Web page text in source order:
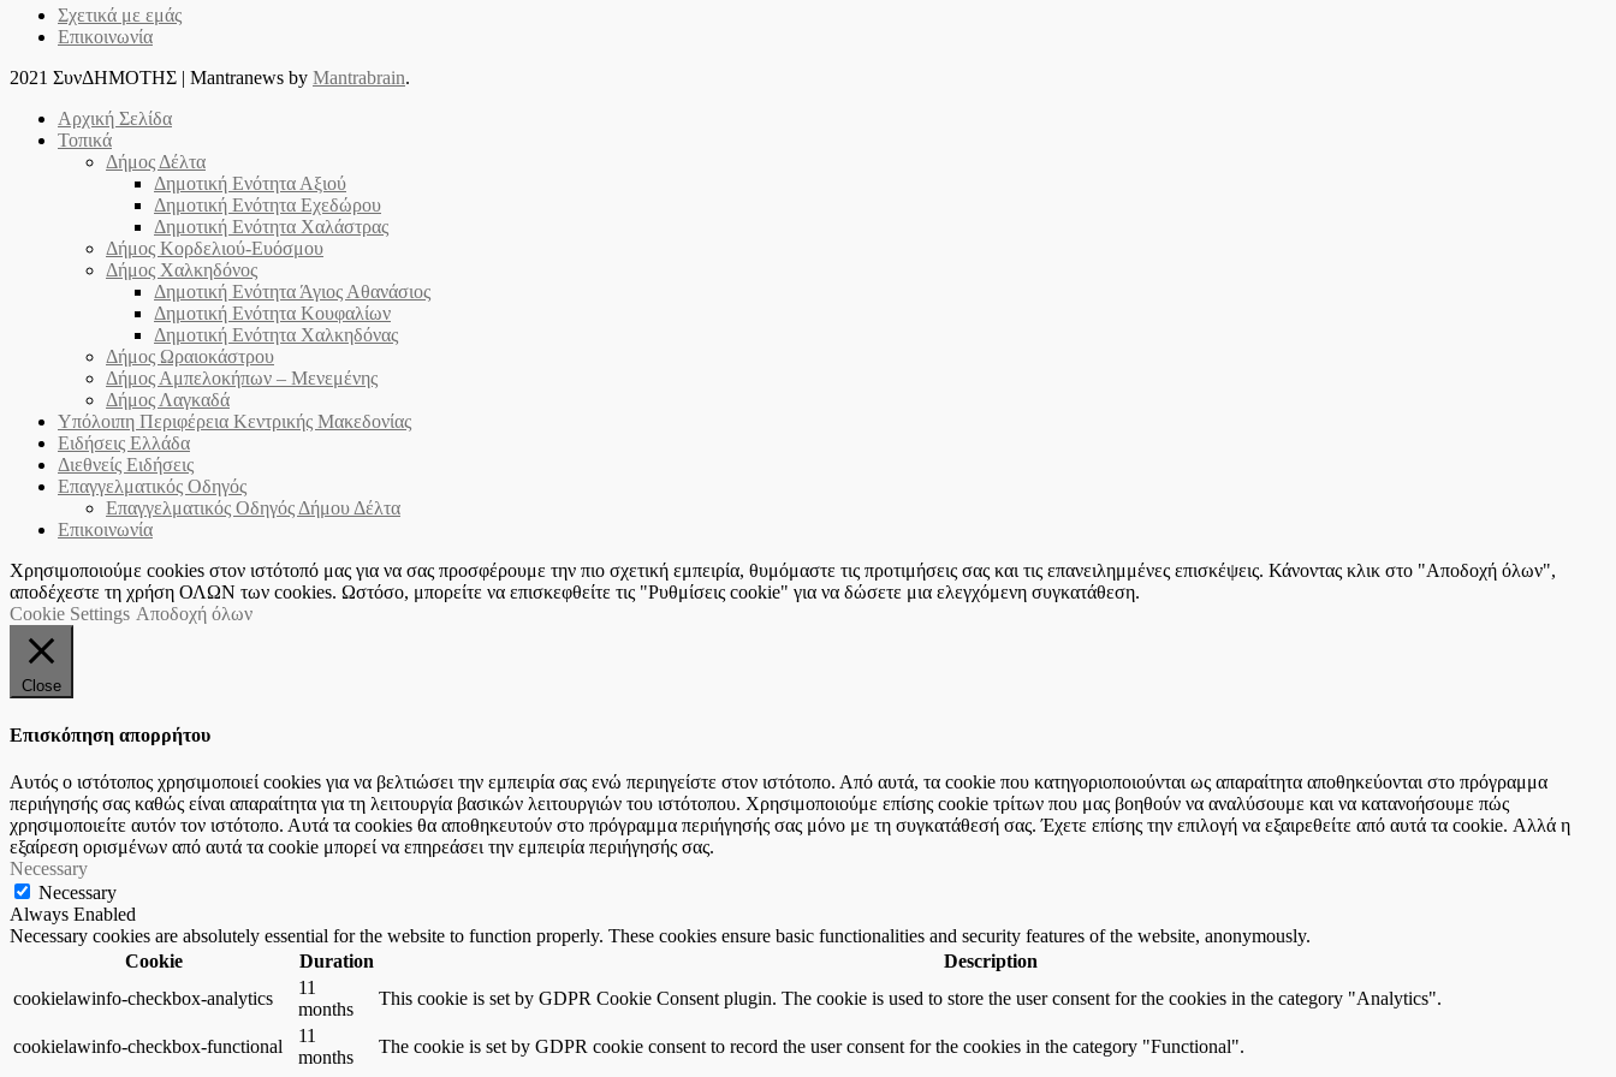
Σχετικά με εμάς
Επικοινωνία
2021 ΣυνΔΗΜΟΤΗΣ
Mantranews by Mantrabrain.
Αρχική Σελίδα
Τοπικά
Δήμος Δέλτα
Δημοτική Ενότητα Αξιού
Δημοτική Ενότητα Εχεδώρου
Δημοτική Ενότητα Χαλάστρας
Δήμος Κορδελιού-Ευόσμου
Δήμος Χαλκηδόνος
Δημοτική Ενότητα Άγιος Αθανάσιος
Δημοτική Ενότητα Κουφαλίων
Δημοτική Ενότητα Χαλκηδόνας
Δήμος Ωραιοκάστρου
Δήμος Αμπελοκήπων – Μενεμένης
Δήμος Λαγκαδά
Υπόλοιπη Περιφέρεια Κεντρικής Μακεδονίας
Ειδήσεις Ελλάδα
Διεθνείς Ειδήσεις
Επαγγελματικός Οδηγός
Επαγγελματικός Οδηγός Δήμου Δέλτα
Επικοινωνία
Χρησιμοποιούμε cookies στον ιστότοπό μας για να σας προσφέρουμε την πιο σχετική εμπειρία, θυμόμαστε τις προτιμήσεις σας και τις επανειλημμένες επισκέψεις. Κάνοντας κλικ στο "Αποδοχή όλων",
αποδέχεστε τη χρήση ΟΛΩΝ των cookies. Ωστόσο, μπορείτε να επισκεφθείτε τις "Ρυθμίσεις cookie" για να δώσετε μια ελεγχόμενη συγκατάθεση.
Cookie Settings Αποδοχή όλων
Close
Επισκόπηση απορρήτου
Αυτός ο ιστότοπος χρησιμοποιεί cookies για να βελτιώσει την εμπειρία σας ενώ περιηγείστε στον ιστότοπο. Από αυτά, τα cookie που κατηγοριοποιούνται ως απαραίτητα αποθηκεύονται στο πρόγραμμα
περιήγησής σας καθώς είναι απαραίτητα για τη λειτουργία βασικών λειτουργιών του ιστότοπου. Χρησιμοποιούμε επίσης cookie τρίτων που μας βοηθούν να αναλύσουμε και να κατανοήσουμε πώς
χρησιμοποιείτε αυτόν τον ιστότοπο. Αυτά τα cookies θα αποθηκευτούν στο πρόγραμμα περιήγησής σας μόνο με τη συγκατάθεσή σας. Έχετε επίσης την επιλογή να εξαιρεθείτε από αυτά τα cookie. Αλλά η
εξαίρεση ορισμένων από αυτά τα cookie μπορεί να επηρεάσει την εμπειρία περιήγησής σας.
Necessary
Necessary
Always Enabled
Necessary cookies are absolutely essential for the website to function properly. These cookies ensure basic functionalities and security features of the website, anonymously.
Cookie
Duration
Description
cookielawinfo-checkbox-analytics
11
months
This cookie is set by GDPR Cookie Consent plugin. The cookie is used to store the user consent for the cookies in the category "Analytics".
cookielawinfo-checkbox-functional
11
months
The cookie is set by GDPR cookie consent to record the user consent for the cookies in the category "Functional".